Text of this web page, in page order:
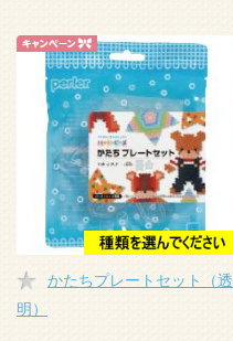
かたちプレートセット（透
明）